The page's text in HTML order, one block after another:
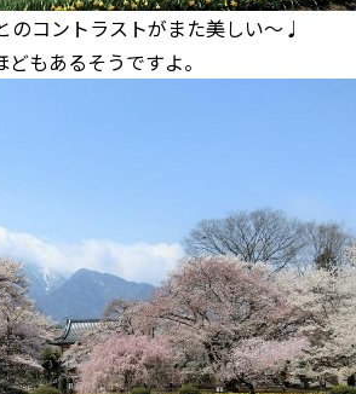
のコントラストがまた美しい～♩
もあるそうですよ。